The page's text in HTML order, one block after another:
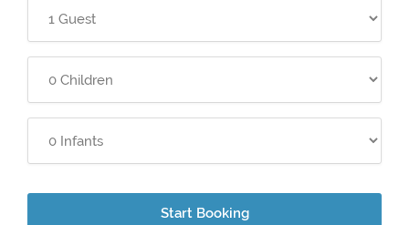
Start Booking